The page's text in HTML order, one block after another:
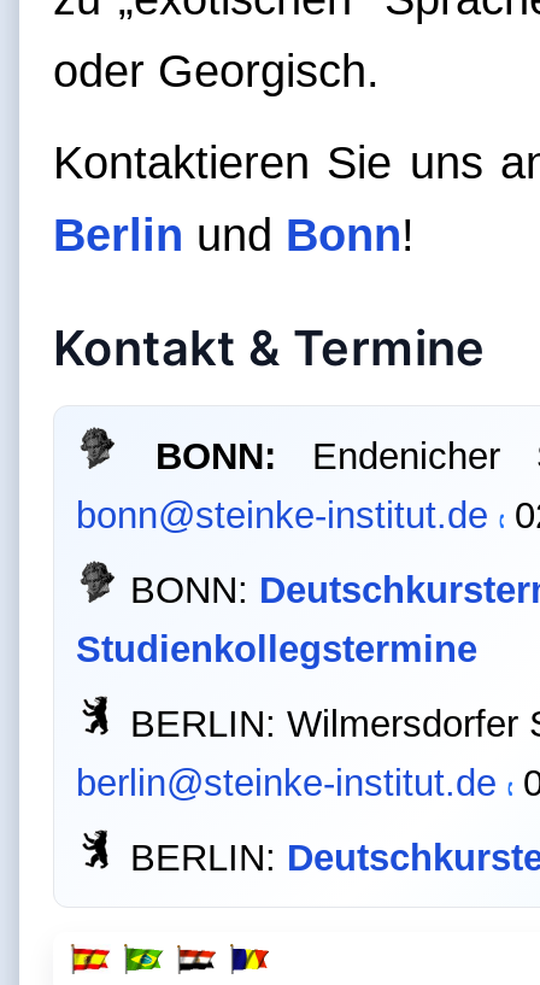
oder Georgisch.
Kontaktieren Sie uns
Berlin und Bonn!
Kontakt & Termine
BONN:
bonn@steinke-institut.de
BONN:
Studienkollegstermine
BERLIN: Wilmersdorfer
berlin@steinke-institut.de
BERLIN: